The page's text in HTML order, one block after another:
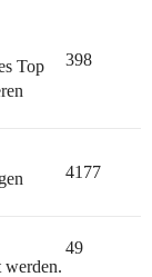
Top
398
4177
49